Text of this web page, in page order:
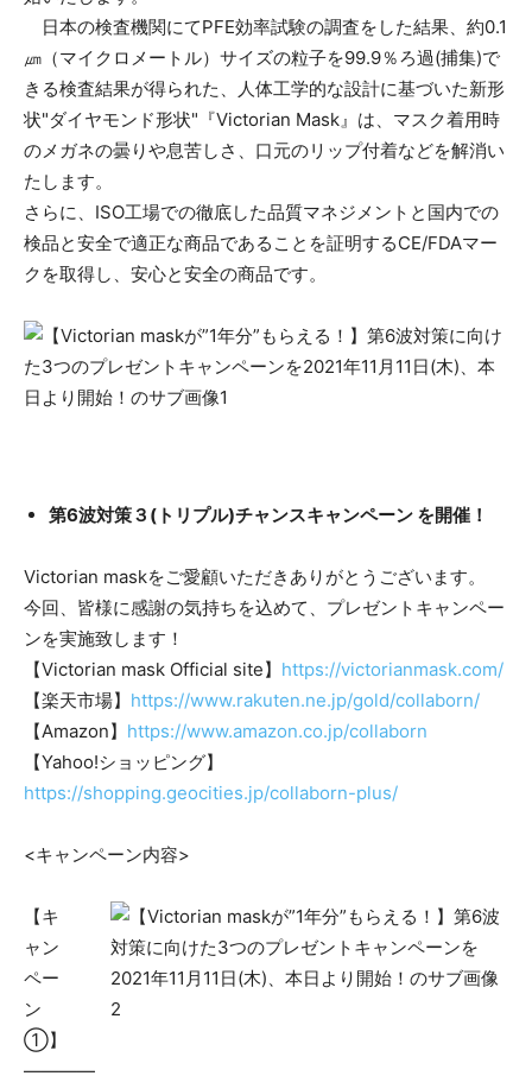
日本の検査機関にてPFE効率試験の調査をした結果、約0.1
㎛（マイクロメートル）サイズの粒子を99.9％ろ過(捕集)で
きる検査結果が得られた、人体工学的な設計に基づいた新形
状"ダイヤモンド形状"『Victorian Mask』は、マスク着用時
のメガネの曇りや息苦しさ、口元のリップ付着などを解消い
たします。
さらに、ISO工場での徹底した品質マネジメントと国内での
検品と安全で適正な商品であることを証明するCE/FDAマー
クを取得し、安心と安全の商品です。
第6波対策３(トリプル)チャンスキャンペーン を開催！
Victorian maskをご愛顧いただきありがとうございます。
今回、皆様に感謝の気持ちを込めて、プレゼントキャンペー
ンを実施致します！
【Victorian mask Official site】 https://victorianmask.com/
【楽天市場】 https://www.rakuten.ne.jp/gold/collaborn/
【Amazon】 https://www.amazon.co.jp/collaborn
【Yahoo!ショッピング】
https://shopping.geocities.jp/collaborn-plus/
<キャンペーン内容>
【キ
ャン
ペー
ン
①】
————